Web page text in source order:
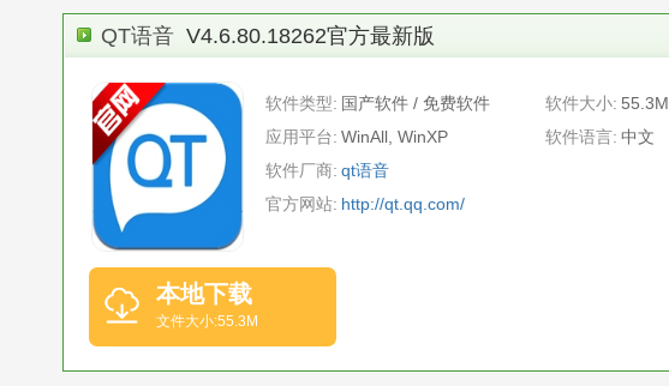
QT语音 V4.6.80.18262官方最新版
软件类型: 国产软件 / 免费软件 软件大小: 55.3M
应用平台: WinAll, WinXP 软件语言: 中文
软件厂商: qt语音
官方网站: http://qt.qq.com/
本地下载
文件大小:55.3M